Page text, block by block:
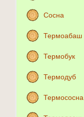
Сосна
Термоабаш
Термобук
Термодуб
Термососна